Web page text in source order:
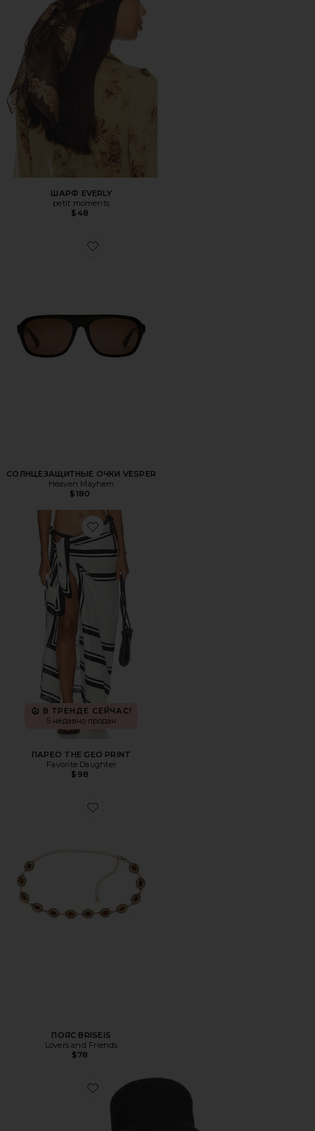
ШАРФ EVERLY
petit moments
$48
Favorite СОЛНЦЕЗАЩИТНЫЕ ОЧКИ VESPER
СОЛНЦЕЗАЩИТНЫЕ ОЧКИ VESPER
Heaven Mayhem
$180
Favorite ПАРЕО THE GEO PRINT
В ТРЕНДЕ СЕЙЧАС!
5 недавно продан
ПАРЕО THE GEO PRINT
Favorite Daughter
$98
Favorite ПОЯС BRISEIS
ПОЯС BRISEIS
Lovers and Friends
$78
Favorite ПАНАМА CABANA